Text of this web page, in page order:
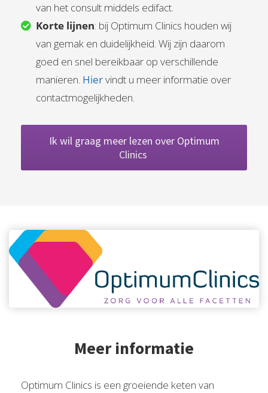
van het consult middels edifact.
Korte lijnen: bij Optimum Clinics houden wij
van gemak en duidelijkheid. Wij zijn daarom
goed en snel bereikbaar op verschillende
manieren. Hiervindt u meer informatie over
contactmogelijkheden.
Ik wil graag meer lezen over Optimum
Clinics
Meer informatie
Optimum Clinics is een groeiende keten van